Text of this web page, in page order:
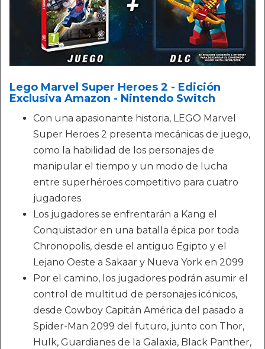
Lego Marvel Super Heroes 2 - Edición
Exclusiva Amazon - Nintendo Switch
Con una apasionante historia, LEGO Marvel
Super Heroes 2 presenta mecánicas de juego,
como la habilidad de los personajes de
manipular el tiempo y un modo de lucha
entre superhéroes competitivo para cuatro
jugadores
Los jugadores se enfrentarán a Kang el
Conquistador en una batalla épica por toda
Chronopolis, desde el antiguo Egipto y el
Lejano Oeste a Sakaar y Nueva York en 2099
Por el camino, los jugadores podrán asumir el
control de multitud de personajes icónicos,
desde Cowboy Capitán América del pasado a
Spider-Man 2099 del futuro, junto con Thor,
Hulk, Guardianes de la Galaxia, Black Panther,